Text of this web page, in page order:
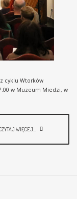
cyklu Wtorków
w Muzeum Miedzi, w
WIĘCEJ...